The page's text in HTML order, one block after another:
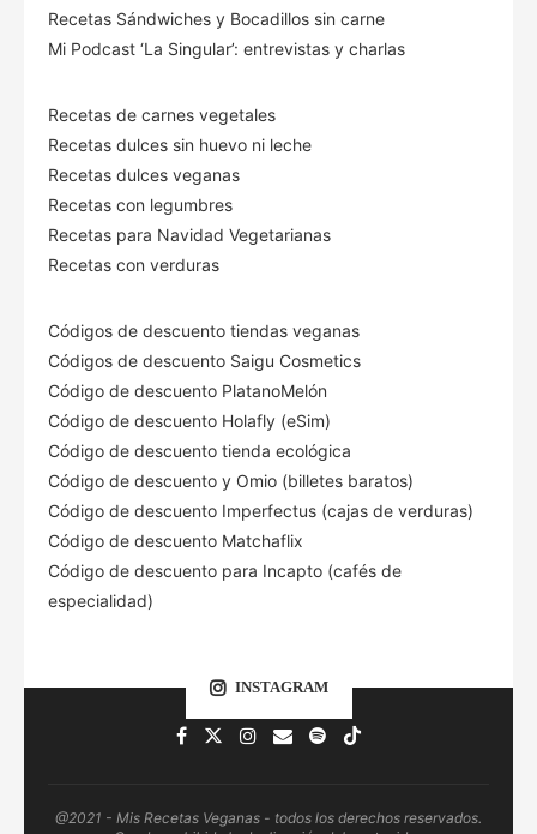
Recetas Sándwiches y Bocadillos sin carne
Mi Podcast ‘La Singular’: entrevistas y charlas
Recetas de carnes vegetales
Recetas dulces sin huevo ni leche
Recetas dulces veganas
Recetas con legumbres
Recetas para Navidad Vegetarianas
Recetas con verduras
Códigos de descuento tiendas veganas
Códigos de descuento Saigu Cosmetics
Código de descuento PlatanoMelón
Código de descuento Holafly (eSim)
Código de descuento tienda ecológica
Código de descuento y Omio (billetes baratos)
Código de descuento Imperfectus (cajas de verduras)
Código de descuento Matchaflix
Código de descuento para Incapto (cafés de
especialidad)
INSTAGRAM
@2021 - Mis Recetas Veganas - todos los derechos reservados.